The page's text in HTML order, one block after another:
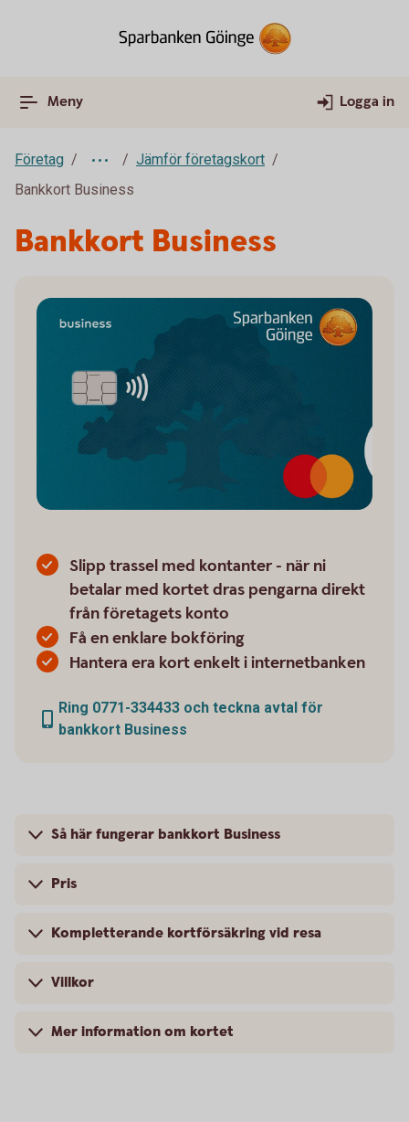
Meny Logga in
Företag
Jämför företagskort
Bankkort Business
Bankkort Business
Slipp trassel med kontanter - när ni
betalar med kortet dras pengarna direkt
från företagets konto
Få en enklare bokföring
Hantera era kort enkelt i internetbanken
Ring 0771-334433 och teckna avtal för
bankkort Business
Så här fungerar bankkort Business
Pris
Kompletterande kortförsäkring vid resa
Villkor
Mer information om kortet